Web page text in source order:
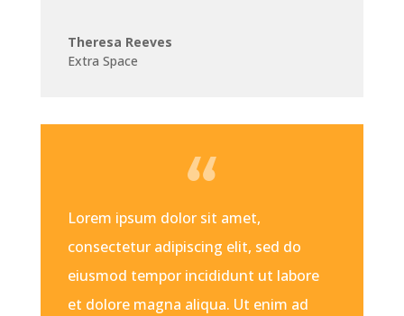
Theresa Reeves
Extra Space
Lorem ipsum dolor sit amet,
consectetur adipiscing elit, sed do
eiusmod tempor incididunt ut labore
et dolore magna aliqua. Ut enim ad